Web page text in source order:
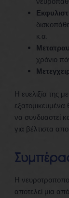
κ.α.
χρόνιο
Η ευελιξία της
να συνδυαστεί
για βέλτιστα
Η
αποτελεί μια